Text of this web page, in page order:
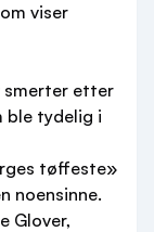
viser
smerter etter
ble tydelig i
tøffeste»
noensinne.
Glover,